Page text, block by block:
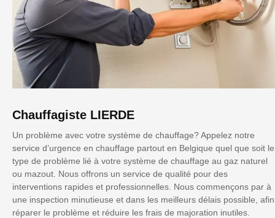
Chauffagiste LIERDE
Un problème avec votre système de chauffage? Appelez notre
service d’urgence en chauffage partout en Belgique quel que soit le
type de problème lié à votre système de chauffage au gaz naturel
ou mazout. Nous offrons un service de qualité pour des
interventions rapides et professionnelles. Nous commençons par à
une inspection minutieuse et dans les meilleurs délais possible, afin
réparer le problème et réduire les frais de majoration inutiles.